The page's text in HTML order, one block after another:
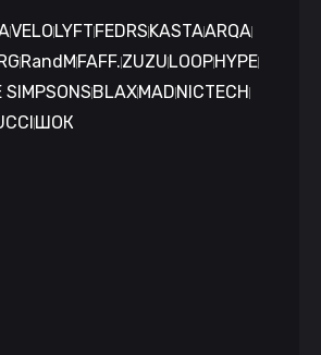
VELO LYFT FEDRS KASTAARQA
RandM FAFF.ZUZU LOOPHYPE
SIMPSONS BLAXMAD NICTECH
ШОК